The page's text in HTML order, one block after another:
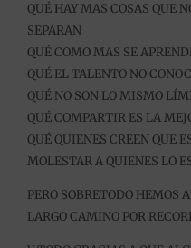
QUÉ HAY MAS COSAS QUE
SEPARAN
QUÉ COMO MAS SE
QUÉ EL TALENTO NO
QUÉ NO SON LO MISMO
QUÉ COMPARTIR ES LA
QUÉ QUIENES CREEN QUE
MOLESTAR A QUIENES LO
PERO SOBRETODO HEMOS
LARGO CAMINO POR